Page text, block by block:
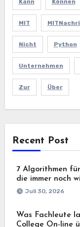
Kann Können
MIT
Nicht Python
Unternehmen
Zur Über
Recent Post
7 Algorithmen
die immer noch
Juli 30, 2026
Was Fachleute
College On-line